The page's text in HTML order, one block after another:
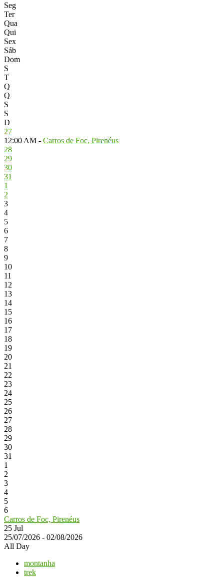
Seg
Ter
Qua
Qui
Sex
Sáb
Dom
S
T
Q
Q
S
S
D
27
12:00 AM - Carros de Foc, Pirenéus
28
29
30
31
1
2
3
4
5
6
7
8
9
10
11
12
13
14
15
16
17
18
19
20
21
22
23
24
25
26
27
28
29
30
31
1
2
3
4
5
6
Carros de Foc, Pirenéus
25 Jul
25/07/2026 - 02/08/2026
All Day
montanha
trek